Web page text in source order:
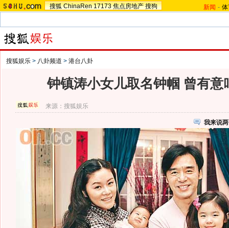
搜狐 ChinaRen 17173 焦点房地产 搜狗 新闻 -
搜狐娱乐 > 八卦频道 > 港台八卦
钟镇涛小女儿取名钟帼 曾有意
来源：搜狐娱乐
我来说